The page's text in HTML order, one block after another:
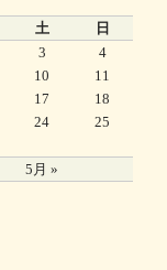
土 日
5月 »
3
4
10
11
17
18
24
25